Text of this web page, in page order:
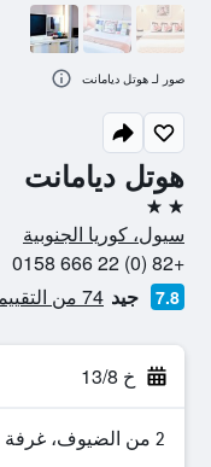
هوتل ديامانت
2 نجمتين
سيول، كوريا الجنوبية
+82 (0) 22 666 0158
7.8 جيد 74 من التقييمات تم التحقق منها
خ 13/8
2 من الضيوف، غرفة واحدة
صور لـ هوتل ديامانت